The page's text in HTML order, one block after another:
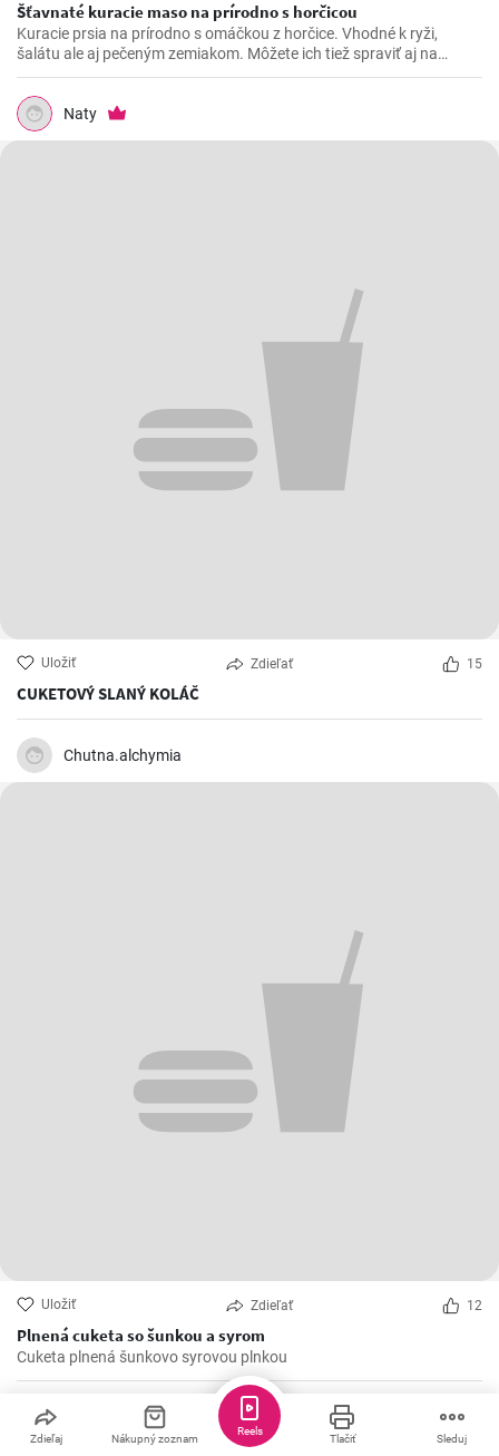
Šťavnaté kuracie maso na prírodno s horčicou
Kuracie prsia na prírodno s omáčkou z horčice. Vhodné k ryži,
šalátu ale aj pečeným zemiakom. Môžete ich tiež spraviť aj na
spôsob šťavnatých kuracích rezňov - taktiež na prírodno.
Naty
Uložiť Zdieľať 15
CUKETOVÝ SLANÝ KOLÁČ
Chutna.alchymia
Uložiť Zdieľať 12
Plnená cuketa so šunkou a syrom
Cuketa plnená šunkovo syrovou plnkou
Zdieľaj Nákupný zoznam Tlačiť Sleduj
Reels